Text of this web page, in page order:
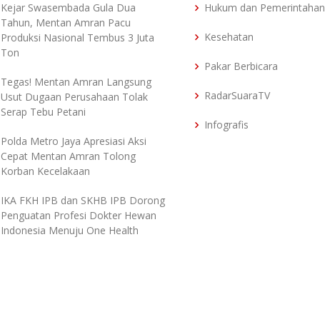
Kejar Swasembada Gula Dua
Tahun, Mentan Amran Pacu
Produksi Nasional Tembus 3 Juta
Ton
Tegas! Mentan Amran Langsung
Usut Dugaan Perusahaan Tolak
Serap Tebu Petani
Polda Metro Jaya Apresiasi Aksi
Cepat Mentan Amran Tolong
Korban Kecelakaan
IKA FKH IPB dan SKHB IPB Dorong
Penguatan Profesi Dokter Hewan
Indonesia Menuju One Health
Hukum dan Pemerintahan
Kesehatan
Pakar Berbicara
RadarSuaraTV
Infografis